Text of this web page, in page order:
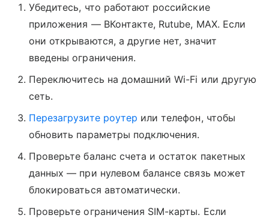
Убедитесь, что работают российские
приложения — ВКонтакте, Rutube, MAX. Если
они открываются, а другие нет, значит
введены ограничения.
Переключитесь на домашний Wi-Fi или другую
сеть.
Перезагрузите роутер или телефон, чтобы
обновить параметры подключения.
Проверьте баланс счета и остаток пакетных
данных — при нулевом балансе связь может
блокироваться автоматически.
Проверьте ограничения SIM-карты. Если